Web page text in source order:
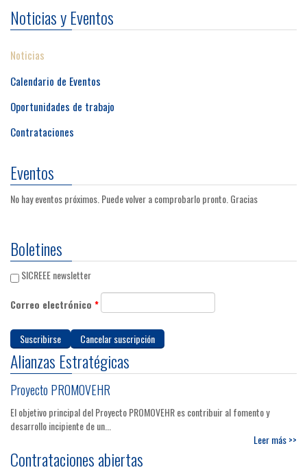
Noticias y Eventos
Noticias
Calendario de Eventos
Oportunidades de trabajo
Contrataciones
Eventos
No hay eventos próximos. Puede volver a comprobarlo pronto. Gracias
Boletines
SICREEE newsletter
Correo electrónico *
Alianzas Estratégicas
Proyecto PROMOVEHR
El objetivo principal del Proyecto PROMOVEHR es contribuir al fomento y
desarrollo incipiente de un...
Leer más >>
Contrataciones abiertas